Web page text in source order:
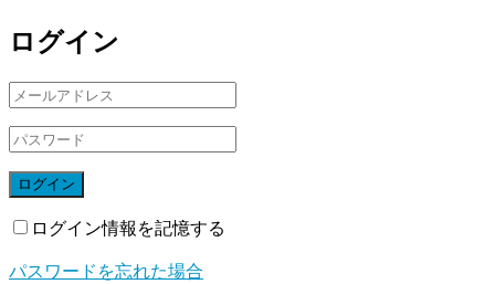
ログイン
ログイン
ログイン情報を記憶する
パスワードを忘れた場合